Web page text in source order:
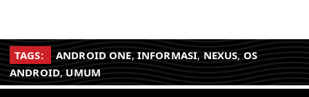
TAGS: ANDROID ONE, INFORMASI, NEXUS, OS
ANDROID, UMUM